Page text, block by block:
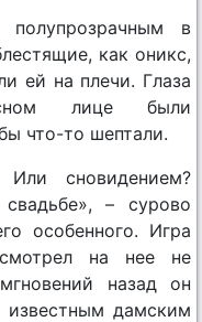
полупрозрачным в
как оникс,
ей на плечи. Глаза
лице были
что-то шептали.
сновидением?
– сурово
особенного. Игра
на нее не
назад он
дамским